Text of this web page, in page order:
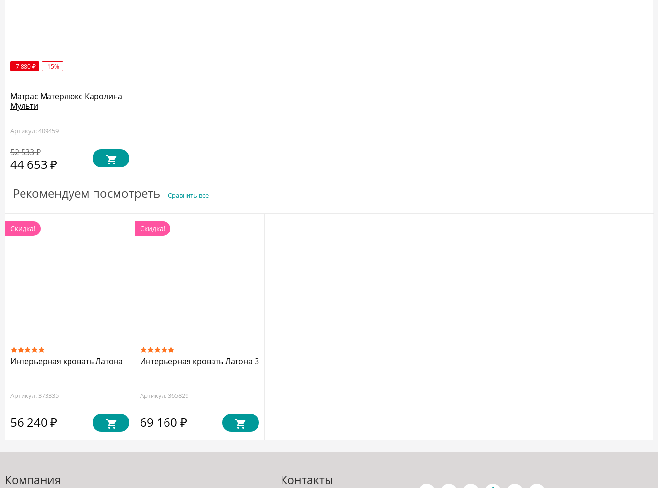
-7 880 ₽ -15%
Матрас Матерлюкс Каролина
Мульти
Артикул: 409459
52 533₽
44 653 ₽
Рекомендуем посмотреть Сравнить все
Скидка!
Интерьерная кровать Латона
Артикул: 373335
56 240 ₽
Скидка!
Интерьерная кровать Латона 3
Артикул: 365829
69 160 ₽
Компания Контакты